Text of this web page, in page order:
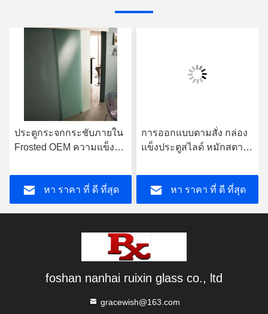
ประตูกระจกกระชับภายใน
Frosted OEM ความแข็ง
หา ราคา ที่ ดี ที่สุด
การออกแบบตามสั่ง กล่อง
แข็งประตูสไลด์ หมักสตาร์
หา ราคา ที่ ดี ที่สุด
foshan nanhai ruixin glass co., ltd
gracewish@163.com